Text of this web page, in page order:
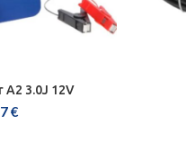
3.0J 12V
€